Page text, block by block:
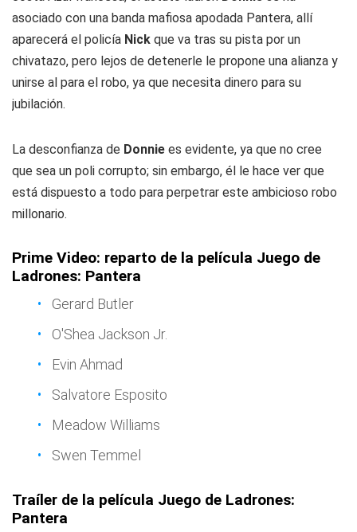
asociado con una banda mafiosa apodada Pantera, allí
aparecerá el policía Nick que va tras su pista por un
chivatazo, pero lejos de detenerle le propone una alianza y
unirse al para el robo, ya que necesita dinero para su
jubilación.
La desconfianza de Donnie es evidente, ya que no cree
que sea un poli corrupto; sin embargo, él le hace ver que
está dispuesto a todo para perpetrar este ambicioso robo
millonario.
Prime Video: reparto de la película Juego de
Ladrones: Pantera
Gerard Butler
O'Shea Jackson Jr.
Evin Ahmad
Salvatore Esposito
Meadow Williams
Swen Temmel
Traíler de la película Juego de Ladrones:
Pantera